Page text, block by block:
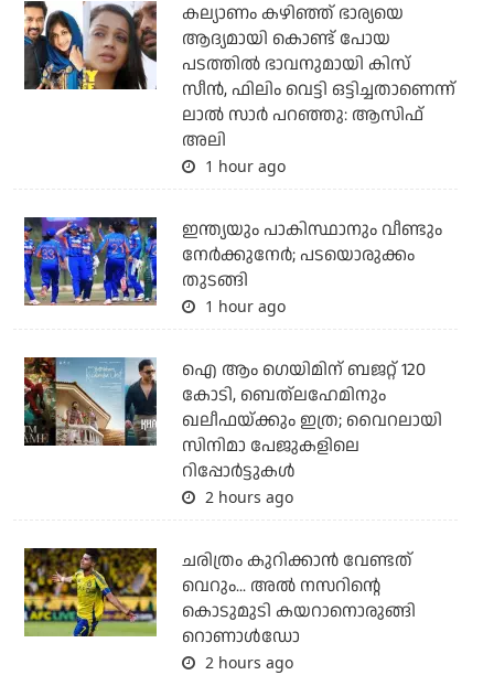
കല്യാണം കഴിഞ്ഞ് ഭാര്യയെ
ആദ്യമായി കൊണ്ട് പോയ
പടത്തില്‍ ഭാവനുമായി കിസ്
സീന്‍, ഫിലിം വെട്ടി ഒട്ടിച്ചതാണെന്ന്
ലാല്‍ സാര്‍ പറഞ്ഞു: ആസിഫ്
അലി
1 hour ago
ഇന്ത്യയും പാകിസ്ഥാനും വീണ്ടും
നേര്‍ക്കുനേര്‍; പടയൊരുക്കം
തുടങ്ങി
1 hour ago
ഐ ആം ഗെയിമിന് ബജറ്റ് 120
കോടി, ബെത്‌ലഹേമിനും
ഖലീഫയ്ക്കും ഇത്ര; വൈറലായി
സിനിമാ പേജുകളിലെ
റിപ്പോര്‍ട്ടുകള്‍
2 hours ago
ചരിത്രം കുറിക്കാന്‍ വേണ്ടത്
വെറും... അല്‍ നസറിന്റെ
കൊടുമുടി കയറാനൊരുങ്ങി
റൊണാള്‍ഡോ
2 hours ago